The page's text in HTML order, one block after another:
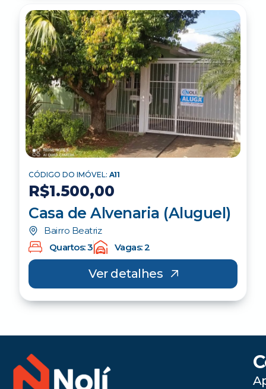
CÓDIGO DO IMÓVEL: A11
R$1.500,00
Casa de Alvenaria (Aluguel)
Bairro Beatriz
Quartos: 3
Vagas: 2
Ver detalhes